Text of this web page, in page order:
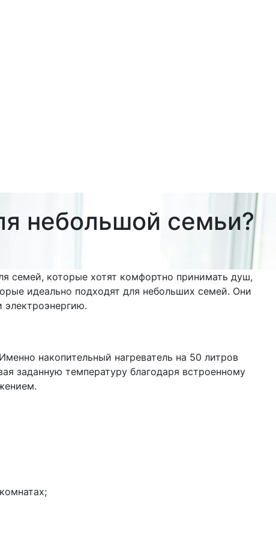
небольшой семьи?
семей, которые хотят комфортно принимать душ,
идеально подходят для небольших семей. Они
электроэнергию.
накопительный нагреватель на 50 литров
заданную температуру благодаря встроенному